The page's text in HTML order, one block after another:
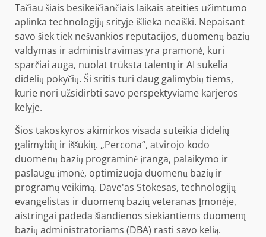
Tačiau šiais besikeičiančiais laikais ateities užimtumo
aplinka technologijų srityje išlieka neaiški. Nepaisant
savo šiek tiek nešvankios reputacijos, duomenų bazių
valdymas ir administravimas yra pramonė, kuri
sparčiai auga, nuolat trūksta talentų ir AI sukelia
didelių pokyčių. Ši sritis turi daug galimybių tiems,
kurie nori užsidirbti savo perspektyviame karjeros
kelyje.
Šios takoskyros akimirkos visada suteikia didelių
galimybių ir iššūkių. „Percona“, atvirojo kodo
duomenų bazių programinė įranga, palaikymo ir
paslaugų įmonė, optimizuoja duomenų bazių ir
programų veikimą. Dave'as Stokesas, technologijų
evangelistas ir duomenų bazių veteranas įmonėje,
aistringai padeda šiandienos siekiantiems duomenų
bazių administratoriams (DBA) rasti savo kelią.